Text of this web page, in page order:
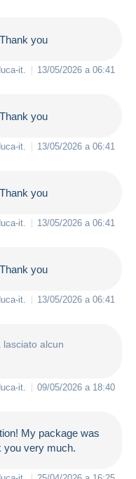
you
it. 13/05/2026 a 06:41
you
it. 13/05/2026 a 06:41
you
it. 13/05/2026 a 06:41
you
it. 13/05/2026 a 06:41
alcun
it. 09/05/2026 a 18:40
My package was
you very much.